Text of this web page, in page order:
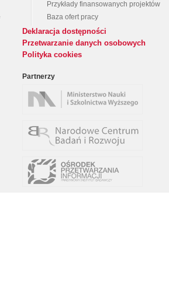
Przykłady finansowanych projektów
Baza ofert pracy
Deklaracja dostępności
Przetwarzanie danych osobowych
Polityka cookies
Partnerzy